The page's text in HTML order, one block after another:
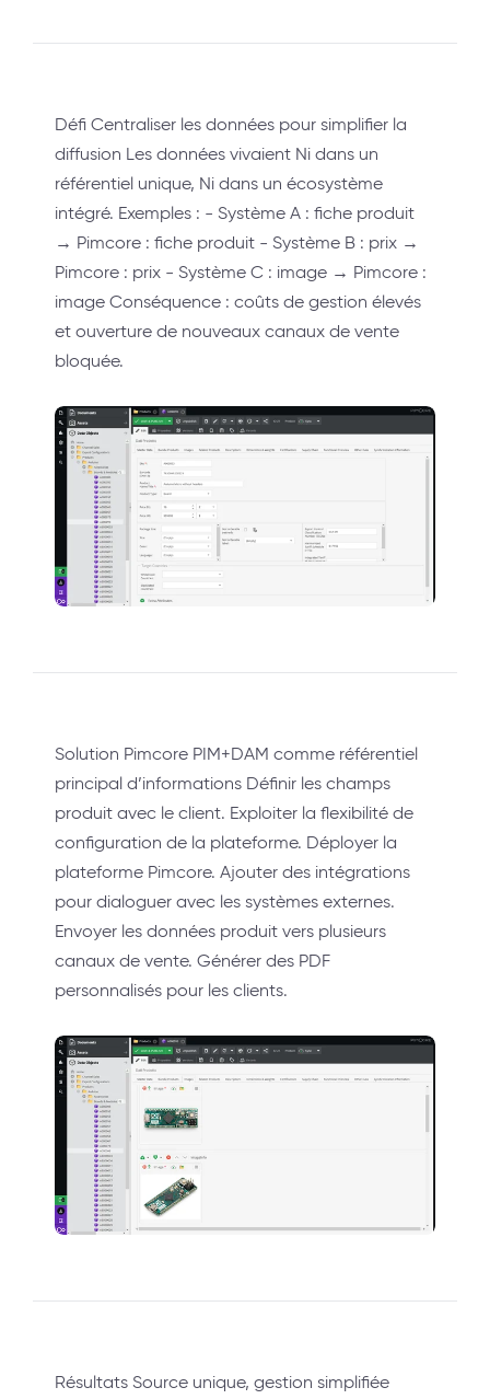
Défi Centraliser les données pour simplifier la
diffusion Les données vivaient Ni dans un
référentiel unique, Ni dans un écosystème
intégré. Exemples : - Système A : fiche produit
→ Pimcore : fiche produit - Système B : prix →
Pimcore : prix - Système C : image → Pimcore :
image Conséquence : coûts de gestion élevés
et ouverture de nouveaux canaux de vente
bloquée.
Solution Pimcore PIM+DAM comme référentiel
principal d’informations Définir les champs
produit avec le client. Exploiter la flexibilité de
configuration de la plateforme. Déployer la
plateforme Pimcore. Ajouter des intégrations
pour dialoguer avec les systèmes externes.
Envoyer les données produit vers plusieurs
canaux de vente. Générer des PDF
personnalisés pour les clients.
Résultats Source unique, gestion simplifiée